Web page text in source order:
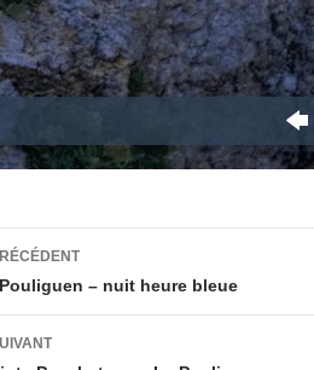
– nuit heure bleue